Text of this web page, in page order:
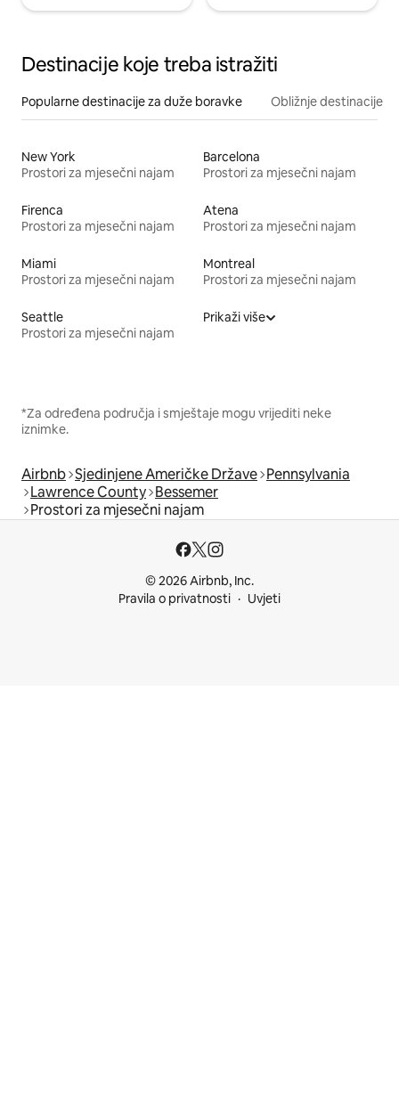
Destinacije koje treba istražiti
Popularne destinacije za duže boravke Obližnje destinacije
New York
Prostori za mjesečni najam
Barcelona
Prostori za mjesečni najam
Firenca
Prostori za mjesečni najam
Atena
Prostori za mjesečni najam
Miami
Prostori za mjesečni najam
Montreal
Prostori za mjesečni najam
Seattle
Prostori za mjesečni najam
Prikaži više
*Za određena područja i smještaje mogu vrijediti neke
iznimke.
Airbnb Sjedinjene Američke Države Pennsylvania
Lawrence County Bessemer
Prostori za mjesečni najam
© 2026 Airbnb, Inc.
Pravila o privatnosti
Uvjeti